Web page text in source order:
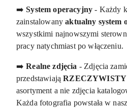
➡️ System operacyjny - Każdy
zainstalowanyaktualny system
wszystkimi najnowszymi
pracy natychmiast po włączeniu.
➡️ Realne zdjęcia - Zdjęcia
przedstawiająRZECZYWISTY
asortyment a nie zdjęcia
Każda fotografia powstała w